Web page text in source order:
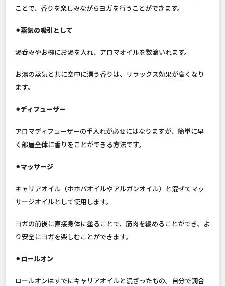
ことで、香りを楽しみながらヨガを行うことができます。
⚫︎蒸気の吸引として
湯呑みやお椀にお湯を入れ、アロマオイルを数滴いれます。
お湯の蒸気と共に空中に漂う香りは、リラックス効果が高くなり
ます。
⚫︎ディフューザー
アロマディフューザーの手入れが必要にはなりますが、簡単に早
く部屋全体に香りをことができる方法です。
⚫︎マッサージ
キャリアオイル（ホホバオイルやアルガンオイル）と混ぜてマッ
サージオイルとして使用します。
ヨガの前後に直接身体に塗ることで、筋肉を緩めることができ、よ
り安全にヨガを楽しむことができます。
⚫︎ロールオン
ロールオンはすでにキャリアオイルと混ざったもの。自分で調合